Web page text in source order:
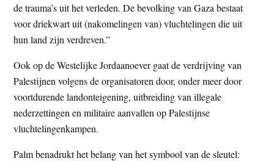
de trauma’s uit het verleden. De bevolking van Gaza bestaat
voor driekwart uit (nakomelingen van) vluchtelingen die uit
hun land zijn verdreven.”
Ook op de Westelijke Jordaanoever gaat de verdrijving van
Palestijnen volgens de organisatoren door, onder meer door
voortdurende landonteigening, uitbreiding van illegale
nederzettingen en militaire aanvallen op Palestijnse
vluchtelingenkampen.
Palm benadrukt het belang van het symbool van de sleutel: